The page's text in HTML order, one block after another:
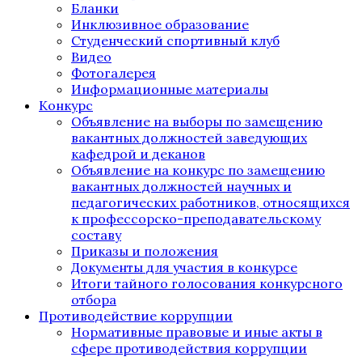
Бланки
Инклюзивное образование
Студенческий спортивный клуб
Видео
Фотогалерея
Информационные материалы
Конкурс
Объявление на выборы по замещению
вакантных должностей заведующих
кафедрой и деканов
Объявление на конкурс по замещению
вакантных должностей научных и
педагогических работников, относящихся
к профессорско-преподавательскому
составу
Приказы и положения
Документы для участия в конкурсе
Итоги тайного голосования конкурсного
отбора
Противодействие коррупции
Нормативные правовые и иные акты в
сфере противодействия коррупции